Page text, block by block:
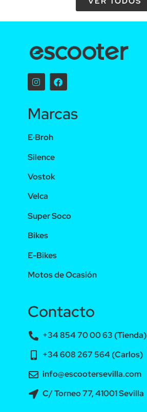
Marcas
E·Broh
Silence
Vostok
Velca
Super Soco
Bikes
E-Bikes
Motos de Ocasión
Contacto
+34 854 70 00 63 (Tienda)
+34 608 267 564 (Carlos)
info@escootersevilla.com
C/ Torneo 77, 41001 Sevilla